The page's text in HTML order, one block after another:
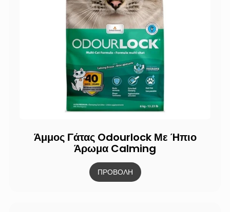
Άμμος Γάτας Odourlock Με Ήπιο
Άρωμα Calming
ΠΡΟΒΟΛΗ